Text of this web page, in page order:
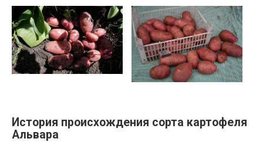
История происхождения сорта картофеля
Альвара